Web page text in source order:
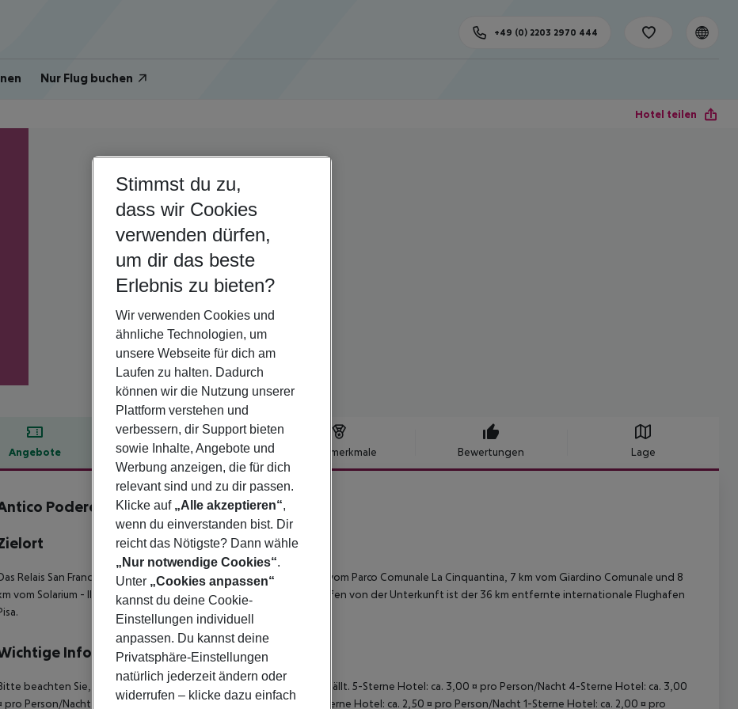
Nur Flug buchen
+49 (0) 2203 2970 444
Hotel teilen
Angebote Hotelbeschreibung Hotelmerkmale Bewertungen Lage
Podere San Francesco
3
Relais San Francesco befindet sich in Rosignano Marittimo, 6 km vom Parco Comunale La Cinquantina, 7 km vom Giardino Comunale und 8
vom Solarium - Il Cardellino entfernt. Der nächstgelegene Flughafen von der Unterkunft ist der 36 km entfernte internationale Flughafen
Informationen
beachten Sie, dass vor Ort pro Person eine Touristensteuer anfällt. 5-Sterne Hotel: ca. 3,00 ¤ pro Person/Nacht 4-Sterne Hotel: ca. 3,00
pro Person/Nacht 3-Sterne Hotel: ca. 2,50 ¤ pro Person/Nacht 2-Sterne Hotel: ca. 2,50 ¤ pro Person/Nacht 1-Sterne Hotel: ca. 2,00 ¤ pro
Stimmst du zu,
dass wir Cookies
verwenden dürfen,
um dir das beste
Erlebnis zu bieten?
Wir verwenden Cookies und
ähnliche Technologien, um
unsere Webseite für dich am
Laufen zu halten. Dadurch
können wir die Nutzung unserer
Plattform verstehen und
verbessern, dir Support bieten
sowie Inhalte, Angebote und
Werbung anzeigen, die für dich
relevant sind und zu dir passen.
Klicke auf „Alle akzeptieren“,
wenn du einverstanden bist. Dir
reicht das Nötigste? Dann wähle
„Nur notwendige Cookies“.
Unter „Cookies anpassen“
kannst du deine Cookie-
Einstellungen individuell
anpassen. Du kannst deine
Privatsphäre-Einstellungen
natürlich jederzeit ändern oder
widerrufen – klicke dazu einfach